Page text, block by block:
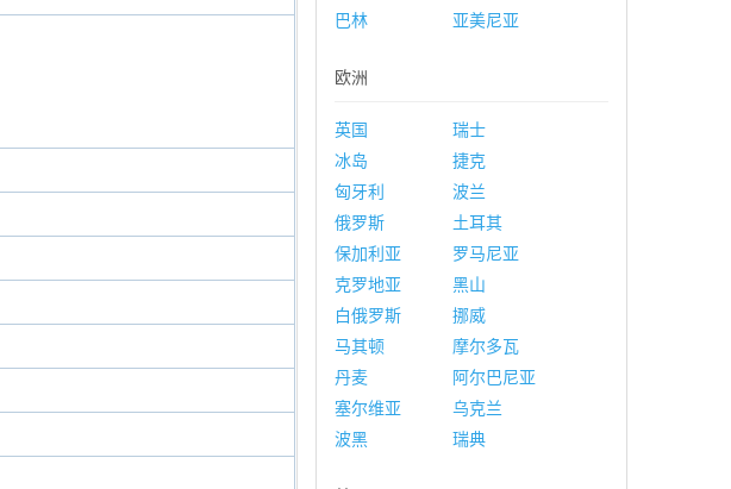
巴林
亚美尼亚
欧洲
英国
瑞士
冰岛
捷克
匈牙利
波兰
俄罗斯
土耳其
保加利亚
罗马尼亚
克罗地亚
黑山
白俄罗斯
挪威
马其顿
摩尔多瓦
丹麦
阿尔巴尼亚
塞尔维亚
乌克兰
波黑
瑞典